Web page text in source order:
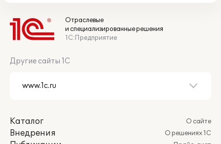
Отраслевые
и специализированные решения
1С:Предприятие
Другие сайты 1С
Каталог
Внедрения
О сайте
О решениях 1С